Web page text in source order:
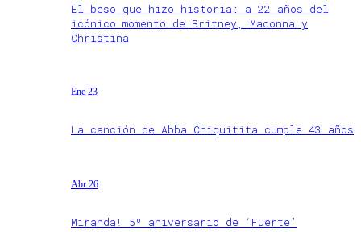
El beso que hizo historia: a 22 años del
icónico momento de Britney, Madonna y
Christina
Ene 23
La canción de Abba Chiquitita cumple 43 años
Abr 26
Miranda! 5º aniversario de ‘Fuerte’